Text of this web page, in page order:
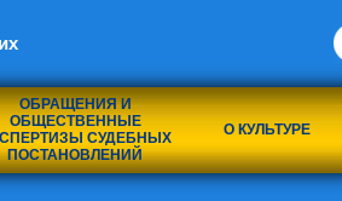
ОБРАЩЕНИЯ И
ОБЩЕСТВЕННЫЕ
СУДЕБНЫХ
ПОСТАНОВЛЕНИЙ
О КУЛЬТУРЕ